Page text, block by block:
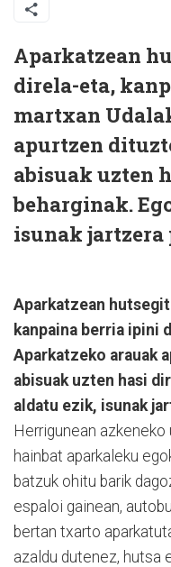
Aparkatzean
direla-eta,
martxan
apurtzen
abisuak uzten
beharginak.
isunak jartzera
Aparkatzean
kanpaina berria ipini
Aparkatzeko arauak
abisuak uzten hasi
aldatu ezik, isunak
Herrigunean azkeneko
hainbat aparkaleku
batzuk ohitu barik
espaloi gainean,
bertan txarto
azaldu dutenez, hutsa